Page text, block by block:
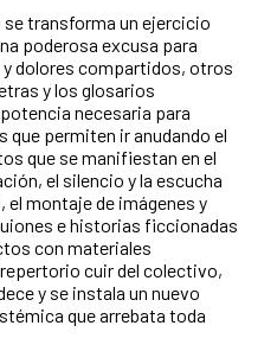
transforma un ejercicio
poderosa excusa para
dolores compartidos, otros
y los glosarios
necesaria para
permiten ir anudando el
que se manifiestan en el
el silencio y la escucha
montaje de imágenes y
e historias ficcionadas
con materiales
cuir del colectivo,
y se instala un nuevo
que arrebata toda